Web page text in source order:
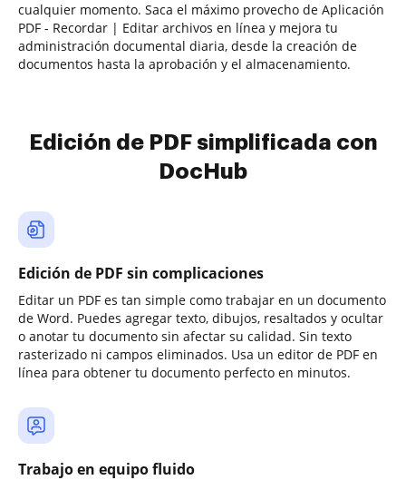
cualquier momento. Saca el máximo provecho de Aplicación
PDF - Recordar | Editar archivos en línea y mejora tu
administración documental diaria, desde la creación de
documentos hasta la aprobación y el almacenamiento.
Edición de PDF simplificada con
DocHub
Edición de PDF sin complicaciones
Editar un PDF es tan simple como trabajar en un documento
de Word. Puedes agregar texto, dibujos, resaltados y ocultar
o anotar tu documento sin afectar su calidad. Sin texto
rasterizado ni campos eliminados. Usa un editor de PDF en
línea para obtener tu documento perfecto en minutos.
Trabajo en equipo fluido